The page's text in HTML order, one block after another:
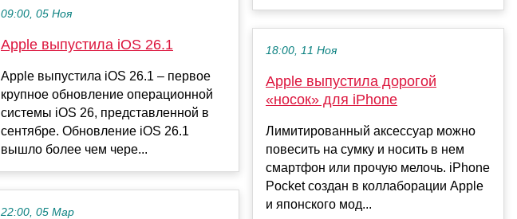
09:00, 05 Ноя
Apple выпустила iOS 26.1
Apple выпустила iOS 26.1 – первое
крупное обновление операционной
системы iOS 26, представленной в
сентябре. Обновление iOS 26.1
вышло более чем чере...
22:00, 05 Мар
18:00, 11 Ноя
Apple выпустила дорогой
«носок» для iPhone
Лимитированный аксессуар можно
повесить на сумку и носить в нем
смартфон или прочую мелочь. iPhone
Pocket создан в коллаборации Apple
и японского мод...